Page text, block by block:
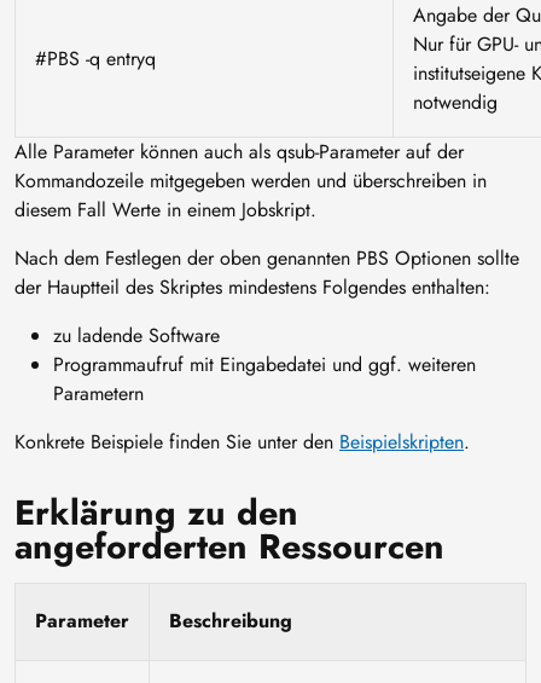
#PBS -q entryq
Angabe der
Nur für GPU-
institutseigene
notwendig
Alle Parameter können auch als qsub-Parameter auf der
Kommandozeile mitgegeben werden und überschreiben in
diesem Fall Werte in einem Jobskript.
Nach dem Festlegen der oben genannten PBS Optionen sollte
der Hauptteil des Skriptes mindestens Folgendes enthalten:
zu ladende Software
Programmaufruf mit Eingabedatei und ggf. weiteren
Parametern
Konkrete Beispiele finden Sie unter den Beispielskripten.
Erklärung zu den
angeforderten Ressourcen
Parameter Beschreibung